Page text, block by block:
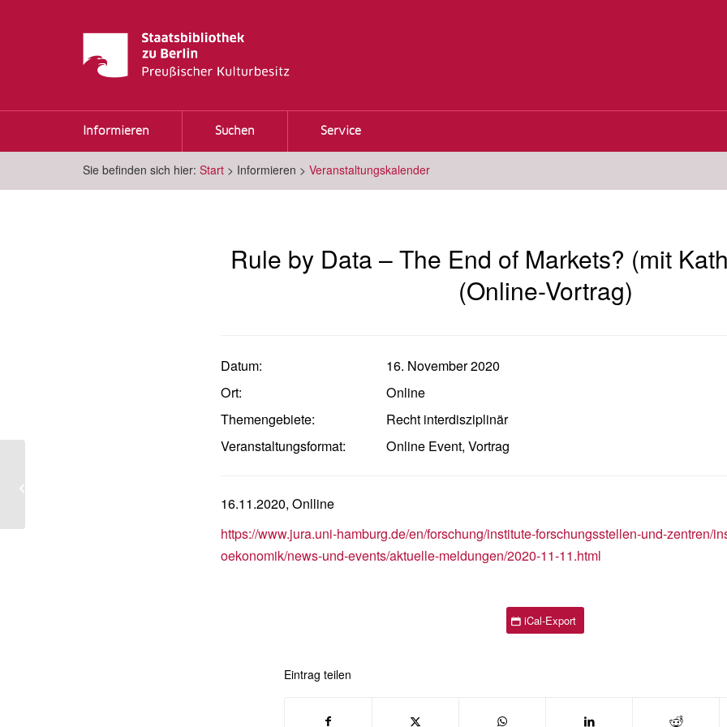
Informieren Suchen Service
Sie befinden sich hier: Start > Informieren > Veranstaltungskalender
Rule by Data – The End of Markets? (mit
(Online-Vortrag)
Datum:
16. November 2020
Ort:
Online
Themengebiete:
Recht interdisziplinär
Veranstaltungsformat:
Online Event, Vortrag
16.11.2020, Onlline
https://www.jura.uni-hamburg.de/en/forschung/institute-forschungsstellen-und-zentren/
oekonomik/news-und-events/aktuelle-meldungen/2020-11-11.html
iCal-Export
Eintrag teilen